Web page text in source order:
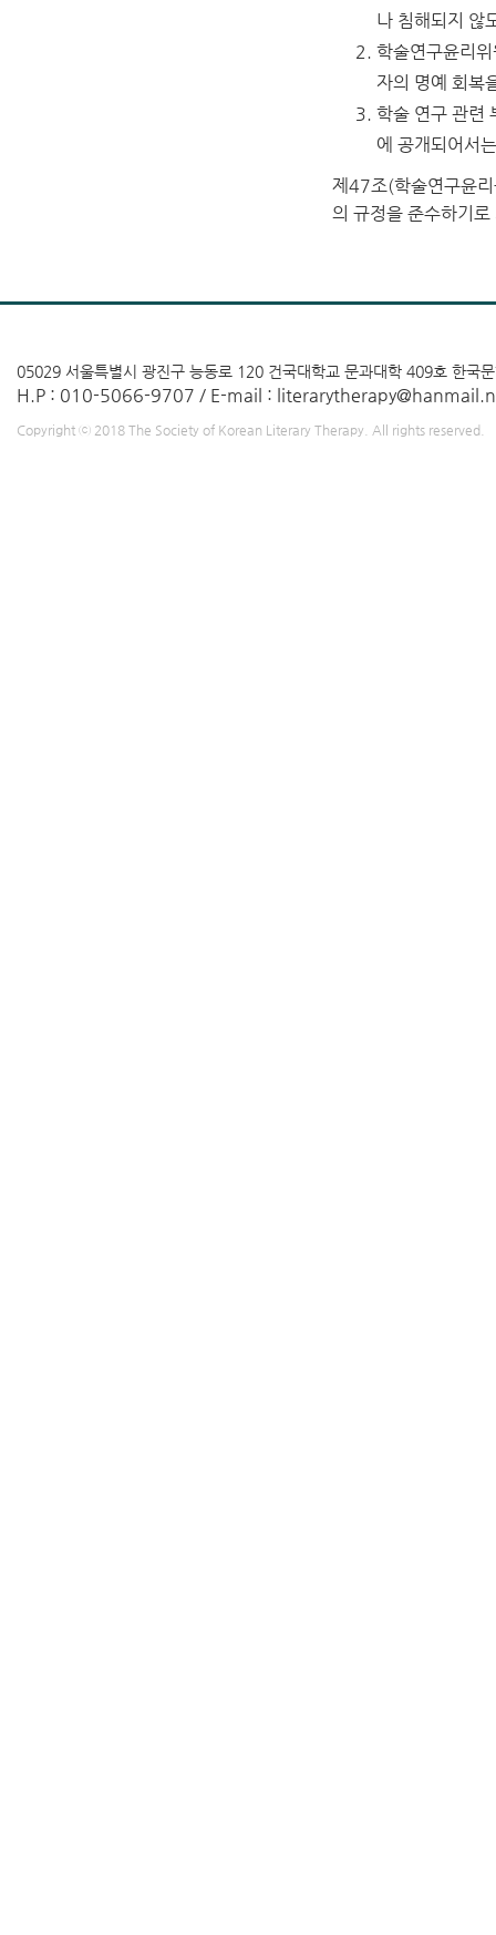
나 침해되지 않
학술연구윤리
자의 명예 회복
학술 연구 관련
에 공개되어서
제47조(학술연구윤
의 규정을 준수하기
05029 서울특별시 광진구 능동로 120 건국대학교 문과대학 409호 한국
H.P : 010-5066-9707 / E-mail :
Copyright ⓒ 2018 The Society of Korean Literary Therapy. All rights reserved.